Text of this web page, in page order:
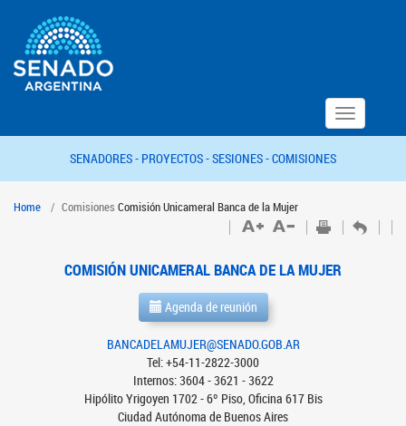
Toggle
navigation
SENADORES - PROYECTOS -SESIONES -COMISIONES
Home Comisiones Comisión Unicameral Banca de la Mujer
COMISIÓN UNICAMERAL BANCA DE LA MUJER
Agenda de reunión
BANCADELAMUJER@SENADO.GOB.AR
Tel: +54-11-2822-3000
Internos: 3604 - 3621 - 3622
Hipólito Yrigoyen 1702 - 6º Piso, Oficina 617 Bis
Ciudad Autónoma de Buenos Aires